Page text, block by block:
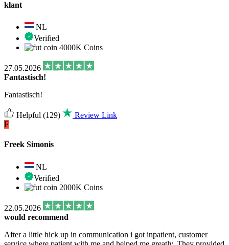
klant
NL
Verified
4000K Coins
27.05.2026
Fantastisch!
Fantastisch!
Helpful (129)
Review Link
F
Freek Simonis
NL
Verified
2000K Coins
22.05.2026
would recommend
After a little hick up in communication i got inpatient, customer